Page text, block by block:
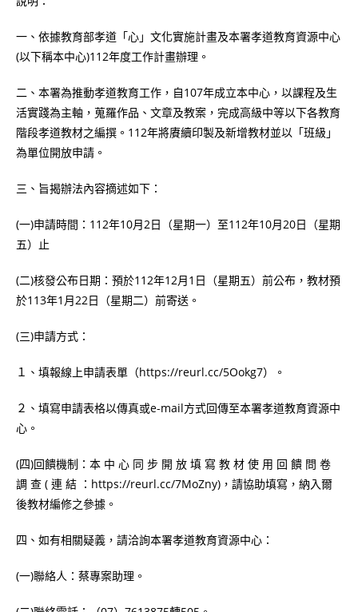
一、依據教育部孝道「心」文化實施計畫及本署孝道教育資源中心
(以下稱本中心)112年度工作計畫辦理。
二、本署為推動孝道教育工作，自107年成立本中心，以課程及生
活實踐為主軸，蒐羅作品、文章及教案，完成高級中等以下各教育
階段孝道教材之編撰。112年將賡續印製及新增教材並以「班級」
為單位開放申請。
三、旨揭辦法內容摘述如下：
(一)申請時間：112年10月2日（星期一）至112年10月20日（星期
五）止
(二)核發公布日期：預於112年12月1日（星期五）前公布，教材預
於113年1月22日（星期二）前寄送。
(三)申請方式：
１、填報線上申請表單（https://reurl.cc/5Ookg7）。
２、填寫申請表格以傳真或e-mail方式回傳至本署孝道教育資源中
心。
(四)回饋機制：本 中 心 同 步 開 放 填 寫 教 材 使 用 回 饋 問 卷
調 查 ( 連 結 ：https://reurl.cc/7MoZny)，請協助填寫，納入爾
後教材編修之參據。
四、如有相關疑義，請洽詢本署孝道教育資源中心：
(一)聯絡人：蔡專案助理。